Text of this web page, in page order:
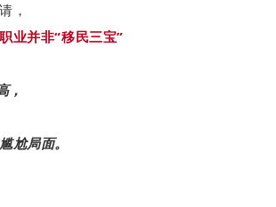
，
业并非“移民三宝”
，
尬局面。